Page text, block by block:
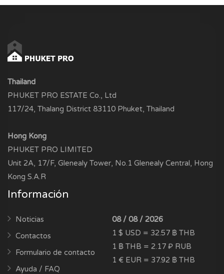
Thailand
PHUKET PRO ESTATE Co., Ltd
117/24, Thalang District 83110 Phuket, Thailand
Hong Kong
PHUKET PRO LIMITED
Unit 2A, 17/F, Glenealy Tower, No.1 Glenealy Central, Hong
Kong S.A.R
Información
Noticias
Contactos
Formulario de contacto
Ayuda / FAQ
08 / 08 / 2026
1 $ USD = 32.57 ฿ THB
1 ฿ THB = 2.17 ₽ RUB
1 € EUR = 37.92 ฿ THB